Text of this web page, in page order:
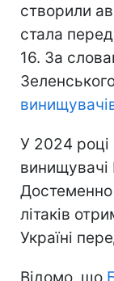
створили
стала
16. За
У 2024 році
винищувачі
Достеменно
літаків
Україні
Відомо, що